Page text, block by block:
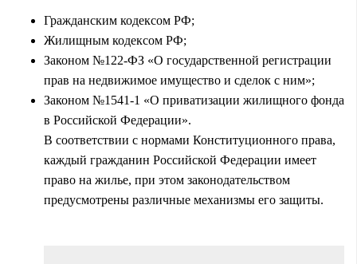
Гражданским кодексом РФ;
Жилищным кодексом РФ;
Законом №122-ФЗ «О государственной регистрации
прав на недвижимое имущество и сделок с ним»;
Законом №1541-1 «О приватизации жилищного фонда
в Российской Федерации».
В соответствии с нормами Конституционного права,
каждый гражданин Российской Федерации имеет
право на жилье, при этом законодательством
предусмотрены различные механизмы его защиты.